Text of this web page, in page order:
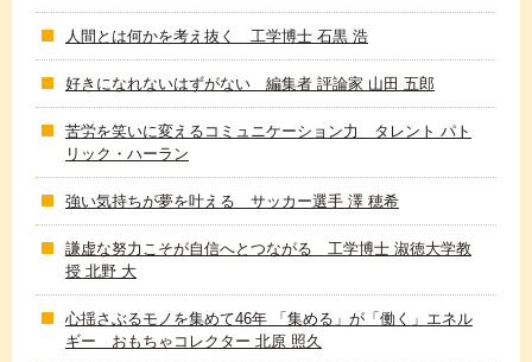
人間とは何かを考え抜く 工学博士 石黒 浩
好きになれないはずがない 編集者 評論家 山田 五郎
苦労を笑いに変えるコミュニケーション力 タレント パト
リック・ハーラン
強い気持ちが夢を叶える サッカー選手 澤 穂希
謙虚な努力こそが自信へとつながる 工学博士 淑徳大学教
授 北野 大
心揺さぶるモノを集めて46年 「集める」が「働く」エネル
ギー おもちゃコレクター 北原 照久